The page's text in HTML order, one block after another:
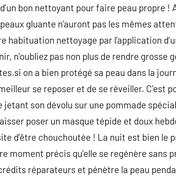
bon nettoyant pour faire peau propre
gluante n’auront pas les mêmes
habituation nettoyage par l’application
n’oubliez pas non plus de rendre
on a bien protégé sa peau dans la
se reposer et de se réveiller. C’est
jetant son dévolu sur une pommade
poser un masque tépide et doux
d’être chouchoutée ! La nuit est bien le
moment précis qu’elle se regénère
réparateurs et pénètre la peau